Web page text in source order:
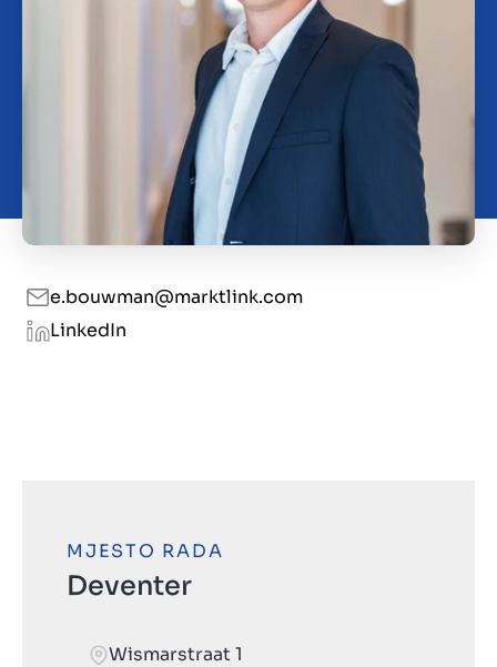
e.bouwman@marktlink.com
LinkedIn
MJESTO RADA
Deventer
Wismarstraat 1